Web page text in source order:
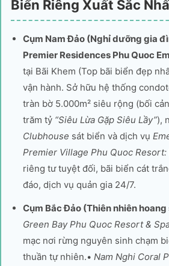
Biển Riêng Xuất Sắc
Cụm Nam Đảo (Nghỉ dưỡng gia
Premier Residences Phu Quoc
tại Bãi Khem (Top bãi biển đẹp
vận hành. Sở hữu hệ thống
tràn bờ 5.000m² siêu rộng (bối
trăm tỷ “Siêu Lừa Gặp Siêu Lầy”),
Clubhouse sát biển và dịch vụ
Premier Village Phu Quoc Resort:
riêng tư tuyệt đối, bãi biển cát
đáo, dịch vụ quản gia 24/7.
Cụm Bắc Đảo (Thiên nhiên hoang
Green Bay Phu Quoc Resort &
mạc nơi rừng nguyên sinh chạm
thuần tự nhiên.• Nam Nghi Coral